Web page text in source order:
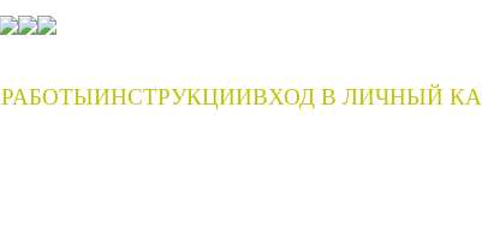
РАБОТЫИНСТРУКЦИИВХОД В ЛИЧНЫЙ